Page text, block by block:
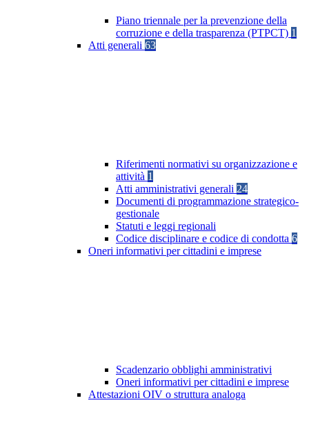
Piano triennale per la prevenzione della
corruzione e della trasparenza (PTPCT) 1
Atti generali 63
Riferimenti normativi su organizzazione e
attività 1
Atti amministrativi generali 24
Documenti di programmazione strategico-
gestionale
Statuti e leggi regionali
Codice disciplinare e codice di condotta 6
Oneri informativi per cittadini e imprese
Scadenzario obblighi amministrativi
Oneri informativi per cittadini e imprese
Attestazioni OIV o struttura analoga